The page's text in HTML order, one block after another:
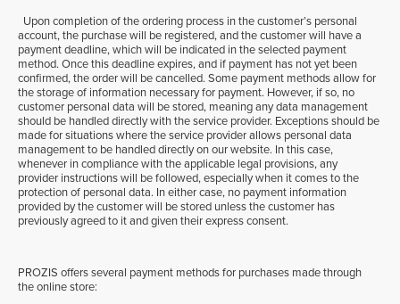
Upon completion of the ordering process in the customer’s personal
account, the purchase will be registered, and the customer will have a
payment deadline, which will be indicated in the selected payment
method. Once this deadline expires, and if payment has not yet been
confirmed, the order will be cancelled. Some payment methods allow for
the storage of information necessary for payment. However, if so, no
customer personal data will be stored, meaning any data management
should be handled directly with the service provider. Exceptions should be
made for situations where the service provider allows personal data
management to be handled directly on our website. In this case,
whenever in compliance with the applicable legal provisions, any
provider instructions will be followed, especially when it comes to the
protection of personal data. In either case, no payment information
provided by the customer will be stored unless the customer has
previously agreed to it and given their express consent.
PROZIS offers several payment methods for purchases made through
the online store: